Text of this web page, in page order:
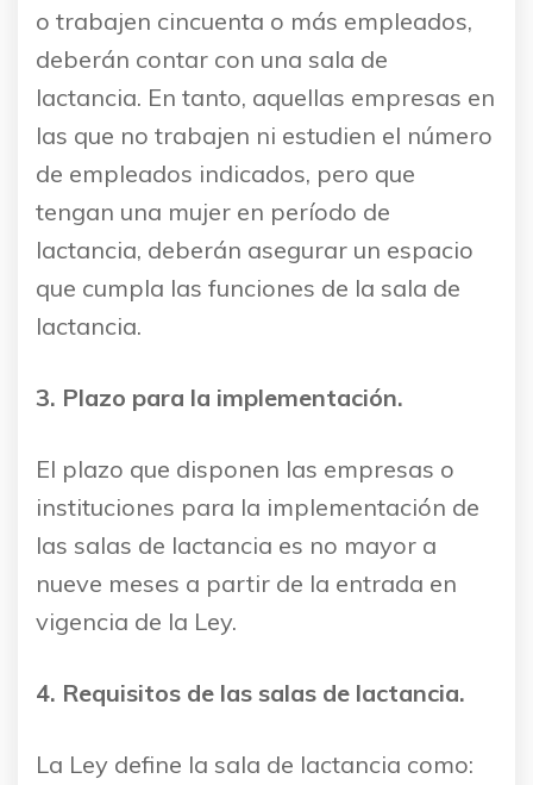
o trabajen cincuenta o más empleados,
deberán contar con una sala de
lactancia. En tanto, aquellas empresas en
las que no trabajen ni estudien el número
de empleados indicados, pero que
tengan una mujer en período de
lactancia, deberán asegurar un espacio
que cumpla las funciones de la sala de
lactancia.
3. Plazo para la implementación.
El plazo que disponen las empresas o
instituciones para la implementación de
las salas de lactancia es no mayor a
nueve meses a partir de la entrada en
vigencia de la Ley.
4. Requisitos de las salas de lactancia.
La Ley define la sala de lactancia como: